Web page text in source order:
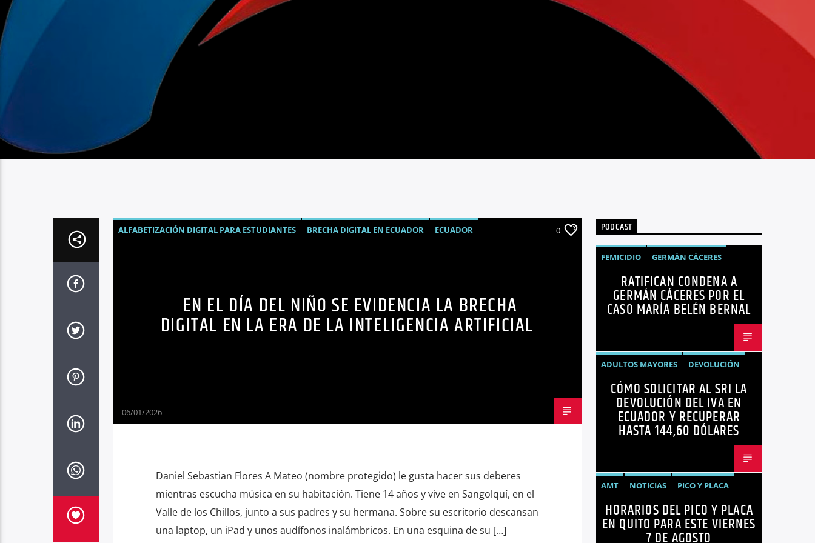
ALFABETIZACIÓN DIGITAL PARA ESTUDIANTES BRECHA DIGITAL EN ECUADOR
ECUADOR
0
EN EL DÍA DEL NIÑO SE EVIDENCIA LA BRECHA
DIGITAL EN LA ERA DE LA INTELIGENCIA ARTIFICIAL
06/01/2026
Daniel Sebastian Flores A Mateo (nombre protegido) le gusta hacer sus deberes
mientras escucha música en su habitación. Tiene 14 años y vive en Sangolquí, en el
Valle de los Chillos, junto a sus padres y su hermana. Sobre su escritorio descansan
una laptop, un iPad y unos audífonos inalámbricos. En una esquina de su […]
PODCAST
FEMICIDIO
GERMÁN CÁCERES
MARÍA BELÉN BERNAL
NOTICIAS
SEGURIDAD
RATIFICAN CONDENA A
GERMÁN CÁCERES POR EL
CASO MARÍA BELÉN BERNAL
ADULTOS MAYORES
DEVOLUCIÓN
ECUADOR
NEGOCIOS
NOTICIAS
PERSONAS CON DISCAPACIDAD
CÓMO SOLICITAR AL SRI LA
DEVOLUCIÓN DEL IVA EN
ECUADOR Y RECUPERAR
HASTA 144,60 DÓLARES
AMT NOTICIAS
PICO Y PLACA
QUITO
SANCIONES
HORARIOS DEL PICO Y PLACA
EN QUITO PARA ESTE VIERNES
7 DE AGOSTO